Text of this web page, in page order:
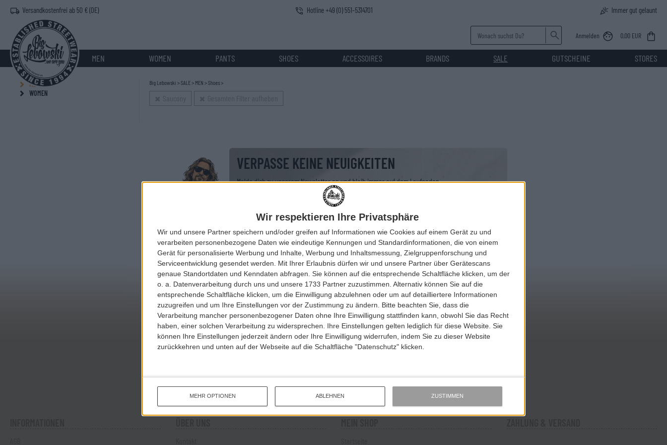
Wir respektieren Ihre Privatsphäre
Wir und unsere Partner speichern und/oder greifen auf Informationen wie Cookies auf einem Gerät zu und
verarbeiten personenbezogene Daten wie eindeutige Kennungen und Standardinformationen, die von einem
Gerät für personalisierte Werbung und Inhalte, Werbung und Inhaltsmessung, Zielgruppenforschung und
Serviceentwicklung gesendet werden.
Mit Ihrer Erlaubnis dürfen wir und unsere Partner über Gerätescans
genaue Standortdaten und Kenndaten abfragen. Sie können auf die entsprechende Schaltfläche klicken, um der
o. a. Datenverarbeitung durch uns und unsere 1733 Partner zuzustimmen. Alternativ können Sie auf die
entsprechende Schaltfläche klicken, um die Einwilligung abzulehnen oder um auf detailliertere Informationen
zuzugreifen und um Ihre Einstellungen vor der Zustimmung zu ändern.
Bitte beachten Sie, dass die
Verarbeitung mancher personenbezogener Daten ohne Ihre Einwilligung stattfinden kann, obwohl Sie das Recht
haben, einer solchen Verarbeitung zu widersprechen. Ihre Einstellungen gelten lediglich für diese Website. Sie
können Ihre Einstellungen jederzeit ändern oder Ihre Einwilligung widerrufen, indem Sie zu dieser Website
zurückkehren und unten auf der Webseite auf die Schaltfläche "Datenschutz" klicken.
MEHR OPTIONEN ABLEHNEN ZUSTIMMEN
Versandkostenfrei ab 50 € (DE) Hotline +49 (0) 551-5314701 Immer gut gelaunt
Anmelden 0,00 EUR
MEN WOMEN PANTS SHOES ACCESSOIRES BRANDS SALE GUTSCHEINE STORES
MEN
WOMEN
Big Lebowski >SALE> MEN >Shoes>
VERPASSE KEINE NEUIGKEITEN
Melde dich zu unserem Newsletter an und bleib immer auf dem Laufenden.
Pflichtfeld
Geburtstag
Optional ? zum Geburtstag gibt?s was Schickes.
Eintragen & abonnieren